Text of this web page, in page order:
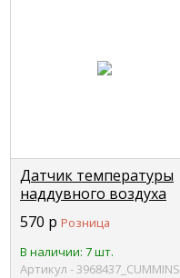
Датчик температуры
наддувного воздуха
Cummins ISBe/ISDe
0281002576 CUMMINS
3968437
570 р Розница
В наличии: 7 шт.
Артикул - 3968437_CUMMINS